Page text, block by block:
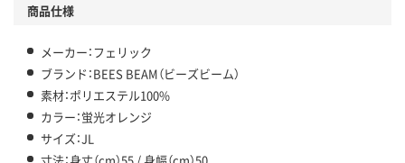
商品仕様
メーカー：フェリック
ブランド：BEES BEAM（ビーズビーム）
素材：ポリエステル100%
カラー：蛍光オレンジ
サイズ：JL
寸法：身丈（cm）55 / 身幅（cm）50